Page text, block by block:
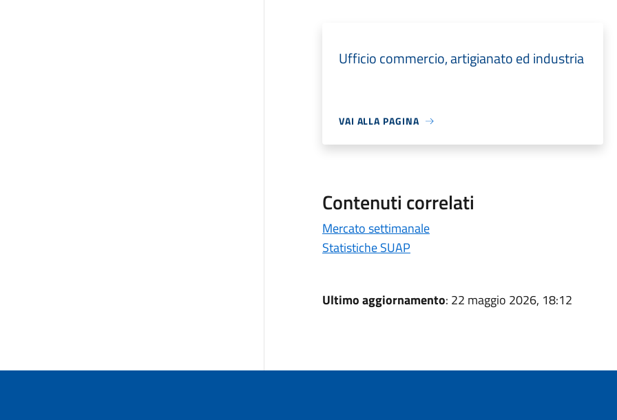
Ufficio commercio, artigianato ed industria
VAI ALLA PAGINA
Contenuti correlati
Mercato settimanale
Statistiche SUAP
Ultimo aggiornamento: 22 maggio 2026, 18:12